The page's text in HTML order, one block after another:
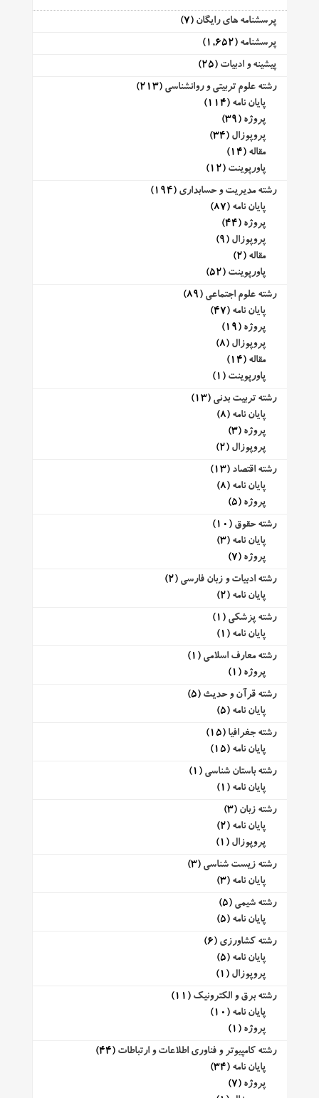
پرسشنامه های رایگان (7)
پرسشنامه (1,652)
پیشینه و ادبیات (25)
رشته علوم تربیتی و روانشناسی (213)
پایان نامه (114)
پروژه (39)
پروپوزال (34)
مقاله (14)
پاورپوینت (12)
رشته مدیریت و حسابداری (194)
پایان نامه (87)
پروژه (44)
پروپوزال (9)
مقاله (2)
پاورپوینت (52)
رشته علوم اجتماعی (89)
پایان نامه (47)
پروژه (19)
پروپوزال (8)
مقاله (14)
پاورپوینت (1)
رشته تربیت بدنی (13)
پایان نامه (8)
پروژه (3)
پروپوزال (2)
رشته اقتصاد (13)
پایان نامه (8)
پروژه (5)
رشته حقوق (10)
پایان نامه (3)
پروژه (7)
رشته ادبیات و زبان فارسی (2)
پایان نامه (2)
رشته پزشکی (1)
پایان نامه (1)
رشته معارف اسلامی (1)
پروژه (1)
رشته قرآن و حدیث (5)
پایان نامه (5)
رشته جغرافیا (15)
پایان نامه (15)
رشته باستان شناسی (1)
پایان نامه (1)
رشته زبان (3)
پایان نامه (2)
پروپوزال (1)
رشته زیست شناسی (3)
پایان نامه (3)
رشته شیمی (5)
پایان نامه (5)
رشته کشاورزی (6)
پایان نامه (5)
پروپوزال (1)
رشته برق و الکترونیک (11)
پایان نامه (10)
پروژه (1)
رشته کامپیوتر و فناوری اطلاعات و ارتباطات (44)
پایان نامه (34)
پروژه (7)